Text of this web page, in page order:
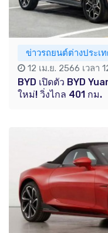
ข่าวรถยนต์ต่างประเ
12 เม.ย. 2566 เวลา
BYD เปิดตัว BYD
ใหม่! วิ่งไกล 401 กม.